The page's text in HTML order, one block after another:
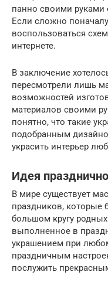
панно своими руками
Если сложно
воспользоваться
интернете.
В заключение
пересмотрели лишь
возможностей
материалов своими
понятно, что такие
подобранным
украсить интерьер
Идея
В мире существует
праздников, которые
большом кругу
выполненное в
украшением при
праздничным
послужить